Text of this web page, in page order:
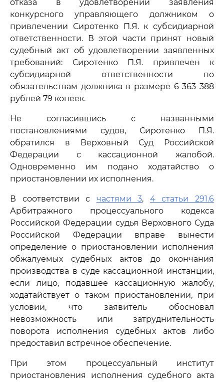
отказа в удовлетворении заявления
конкурсного управляющего должником о
привлечении Сиротенко П.Я. к субсидиарной
ответственности. В этой части принят новый
судебный акт об удовлетворении заявленных
требований: Сиротенко П.Я. привлечен к
субсидиарной ответственности по
обязательствам должника в размере 6 363 388
рублей 79 копеек.
Не согласившись с названными
постановлениями судов, Сиротенко П.Я.
обратился в Верховный Суд Российской
Федерации с кассационной жалобой.
Одновременно им подано ходатайство о
приостановлении их исполнения.
В соответствии с частями 3, 4 статьи 291.6
Арбитражного процессуального кодекса
Российской Федерации судья Верховного Суда
Российской Федерации вправе вынести
определение о приостановлении исполнения
обжалуемых судебных актов до окончания
производства в суде кассационной инстанции,
если лицо, подавшее кассационную жалобу,
ходатайствует о таком приостановлении, при
условии, что заявитель обосновал
невозможность или затруднительность
поворота исполнения судебных актов либо
предоставил встречное обеспечение.
При этом процессуальный институт
приостановления исполнения судебного акта